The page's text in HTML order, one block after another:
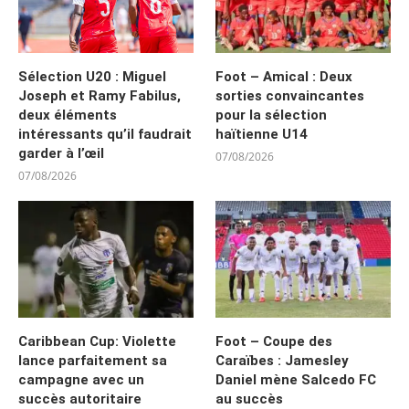
Sélection U20 : Miguel
Joseph et Ramy Fabilus,
deux éléments
intéressants qu’il faudrait
garder à l’œil
07/08/2026
Foot – Amical : Deux
sorties convaincantes
pour la sélection
haïtienne U14
07/08/2026
Caribbean Cup: Violette
lance parfaitement sa
campagne avec un
succès autoritaire
Foot – Coupe des
Caraïbes : Jamesley
Daniel mène Salcedo FC
au succès